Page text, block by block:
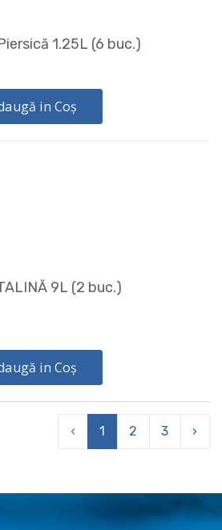
1.25L (6 buc.)
in Coș
9L (2 buc.)
in Coș
‹ 1 2 3 ›